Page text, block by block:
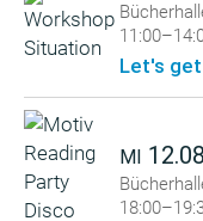
Let's
MI